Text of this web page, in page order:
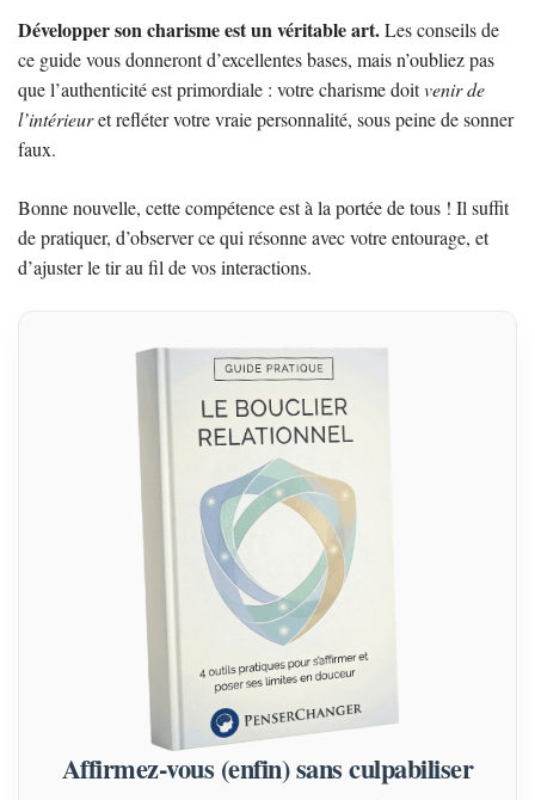
Développer son charisme est un véritable art.Les conseils de
ce guide vous donneront d’excellentes bases, mais n’oubliez pas
que l’authenticité est primordiale : votre charisme doitvenir de
l’intérieuret refléter votre vraie personnalité, sous peine de sonner
faux.
Bonne nouvelle, cette compétence est à la portée de tous ! Il suffit
de pratiquer, d’observer ce qui résonne avec votre entourage, et
d’ajuster le tir au fil de vos interactions.
Affirmez-vous (enfin) sans culpabiliser